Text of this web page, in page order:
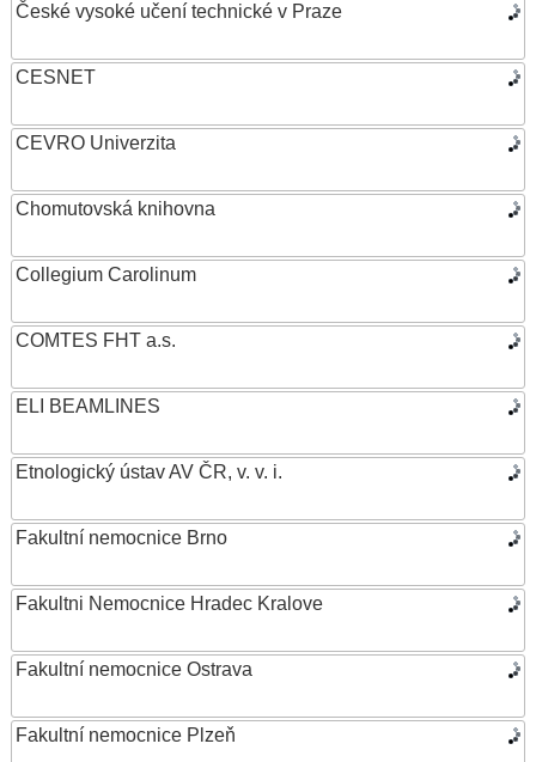
České vysoké učení technické v Praze
CESNET
CEVRO Univerzita
Chomutovská knihovna
Collegium Carolinum
COMTES FHT a.s.
ELI BEAMLINES
Etnologický ústav AV ČR, v. v. i.
Fakultní nemocnice Brno
Fakultni Nemocnice Hradec Kralove
Fakultní nemocnice Ostrava
Fakultní nemocnice Plzeň